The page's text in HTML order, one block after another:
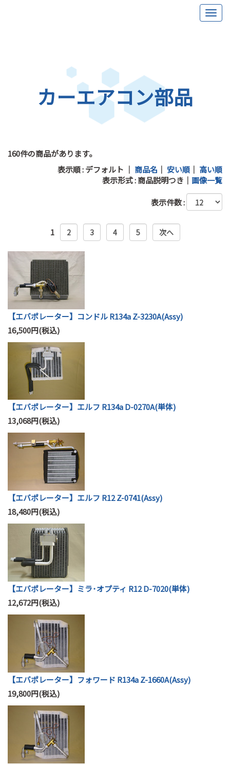
カーエアコン部品
160件の商品があります。
表示順 : デフォルト ｜ 商品名 ｜ 安い順 ｜ 高い順
表示形式 :商品説明つき ｜ 画像一覧
表示件数 :
1 2 3 4 5 次へ
【エバポレーター】コンドル R134a Z-3230A(Assy)
16,500円(税込)
【エバポレーター】エルフ R134a D-0270A(単体)
13,068円(税込)
【エバポレーター】エルフ R12 Z-0741(Assy)
18,480円(税込)
【エバポレーター】ミラ･オプティ R12 D-7020(単体)
12,672円(税込)
【エバポレーター】フォワード R134a Z-1660A(Assy)
19,800円(税込)